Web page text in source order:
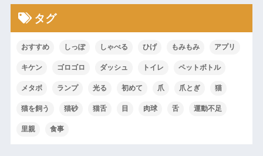
タグ
おすすめ しっぽ しゃべる ひげ もみもみ アプリ
キケン ゴロゴロ ダッシュ トイレ ペットボトル
メタボ ランプ 光る 初めて 爪 爪とぎ 猫
猫を飼う 猫砂 猫舌 目 肉球 舌 運動不足
里親 食事